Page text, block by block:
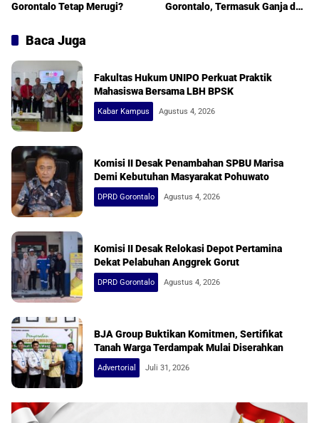
Gorontalo Tetap Merugi?
Gorontalo, Termasuk Ganja dan
Baca Juga
Fakultas Hukum UNIPO Perkuat Praktik
Mahasiswa Bersama LBH BPSK
Kabar Kampus Agustus 4, 2026
Komisi II Desak Penambahan SPBU Marisa
Demi Kebutuhan Masyarakat Pohuwato
DPRD Gorontalo Agustus 4, 2026
Komisi II Desak Relokasi Depot Pertamina
Dekat Pelabuhan Anggrek Gorut
DPRD Gorontalo Agustus 4, 2026
BJA Group Buktikan Komitmen, Sertifikat
Tanah Warga Terdampak Mulai Diserahkan
Advertorial Juli 31, 2026